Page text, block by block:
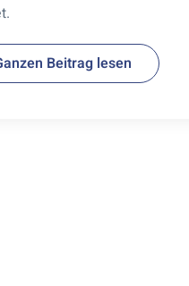
Beitrag lesen